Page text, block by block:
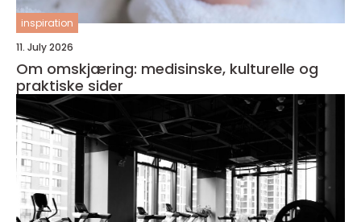
inspiration
11. July 2026
Om omskjæring: medisinske, kulturelle og
praktiske sider